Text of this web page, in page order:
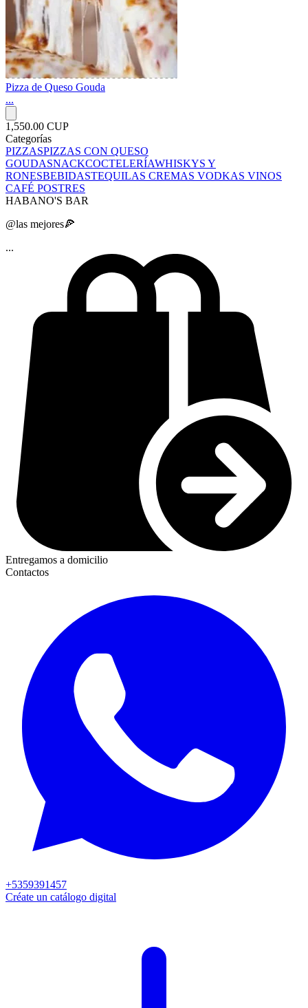
Pizza de Queso Gouda
...
1,550.00 CUP
Categorías
PIZZASPIZZAS CON QUESO
GOUDASNACKCOCTELERÍAWHISKYS Y
RONESBEBIDASTEQUILAS CREMAS VODKAS VINOS
CAFÉ POSTRES
HABANO'S BAR
@las mejores🍕
...
Entregamos a domicilio
Contactos
+5359391457
Créate un catálogo digital